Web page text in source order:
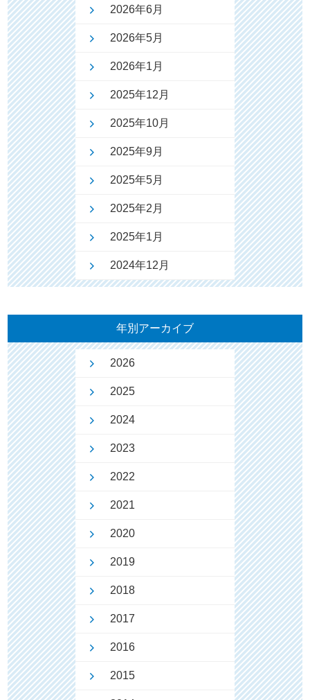
2026年6月
2026年5月
2026年1月
2025年12月
2025年10月
2025年9月
2025年5月
2025年2月
2025年1月
2024年12月
年別アーカイブ
2026
2025
2024
2023
2022
2021
2020
2019
2018
2017
2016
2015